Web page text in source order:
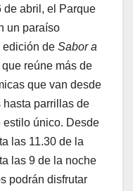
de abril, el Parque
un paraíso
edición de Sabor a
reúne más de
que van desde
hasta parrillas de
estilo único. Desde
las 11.30 de la
las 9 de la noche
podrán disfrutar